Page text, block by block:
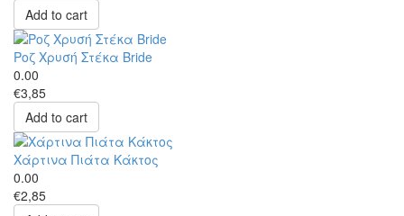
Add to cart
Ροζ Χρυσή Στέκα Bride
0.00
€3,85
Add to cart
Χάρτινα Πιάτα Κάκτος
0.00
€2,85